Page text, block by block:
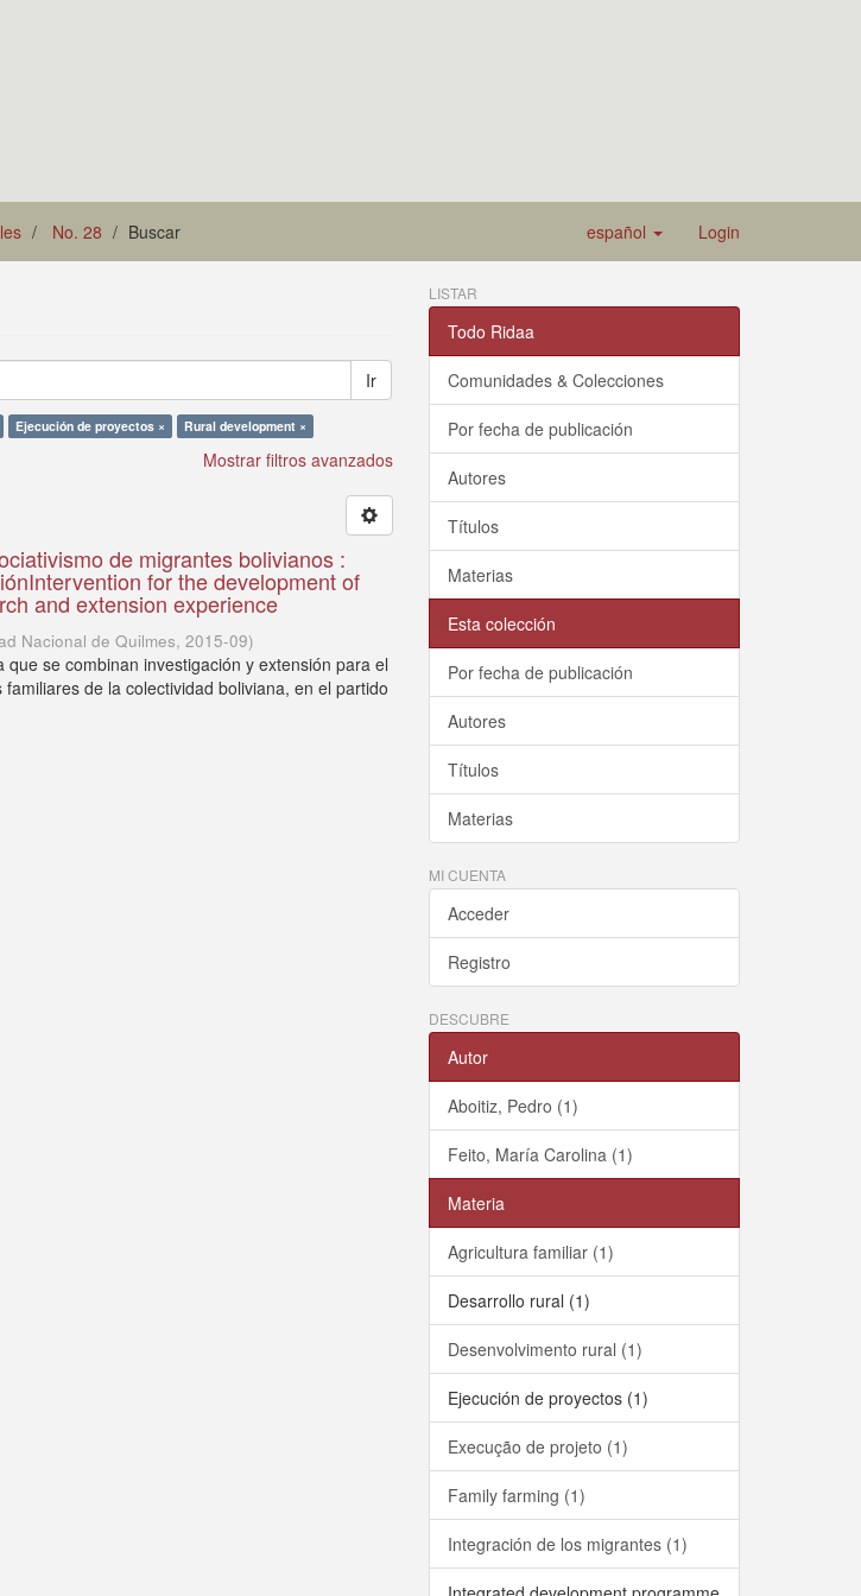
No. 28 Buscar español Login
Ir
Ejecución de proyectos × Rural development ×
Mostrar filtros avanzados
de migrantes bolivianos :
for the development of
and extension experience
Nacional de Quilmes,2015-09)
se combinan investigación y extensión para el
de la colectividad boliviana, en el partido
LISTAR
Todo Ridaa
Comunidades & Colecciones
Por fecha de publicación
Autores
Títulos
Materias
Esta colección
Por fecha de publicación
Autores
Títulos
Materias
MI CUENTA
Acceder
Registro
DESCUBRE
Autor
Aboitiz, Pedro (1)
Feito, María Carolina (1)
Materia
Agricultura familiar (1)
Desarrollo rural (1)
Desenvolvimento rural (1)
Ejecución de proyectos (1)
Execução de projeto (1)
Family farming (1)
Integración de los migrantes (1)